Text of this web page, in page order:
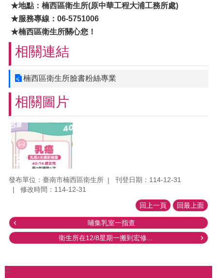
★地點：楠西區衛生所(原中華工程大浦工務所處)
★服務專線：06-5751006
★楠西區衛生所關心您！
相關連結
楠西區衛生所臉書粉絲專業
相關圖片
發布單位：臺南市楠西區衛生所
刊登日期：114-12-31
修改時間：114-12-31
回上一頁 回最上面
哺集乳室一指查
衛生所在12/8星期一搬到宏修...
:::